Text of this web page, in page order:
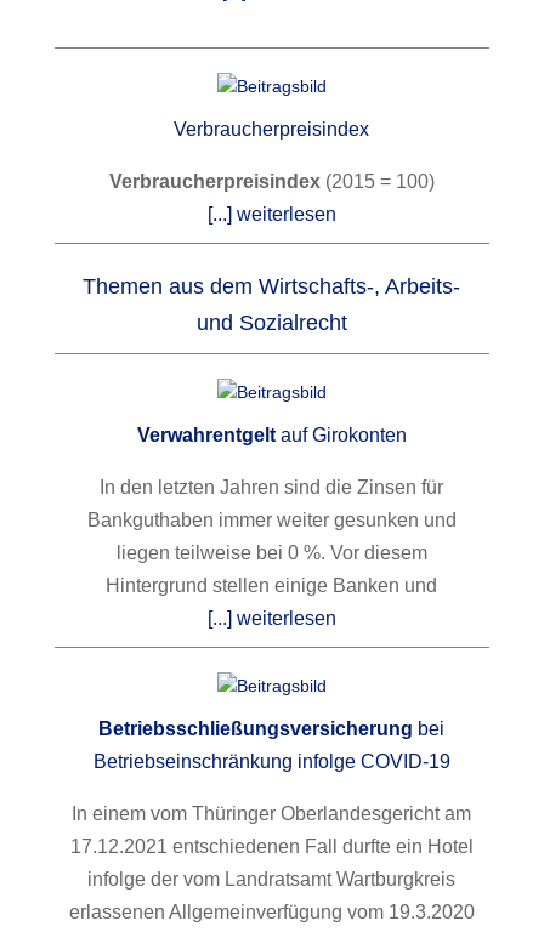
Verbraucherpreisindex
Verbraucherpreisindex(2015 = 100)
[...] weiterlesen
Themen aus dem Wirtschafts-, Arbeits-
und Sozialrecht
Verwahrentgeltauf Girokonten
In den letzten Jahren sind die Zinsen für
Bankguthaben immer weiter gesunken und
liegen teilweise bei 0 %. Vor diesem
Hintergrund stellen einige Banken und
[...] weiterlesen
Betriebsschließungsversicherung bei
Betriebseinschränkung infolge COVID-19
In einem vom Thüringer Oberlandesgericht am
17.12.2021 entschiedenen Fall durfte ein Hotel
infolge der vom Landratsamt Wartburgkreis
erlassenen Allgemeinverfügung vom 19.3.2020